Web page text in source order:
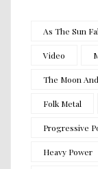
As The Sun
Video
The Moon
Folk Metal
Progressive
Heavy Power